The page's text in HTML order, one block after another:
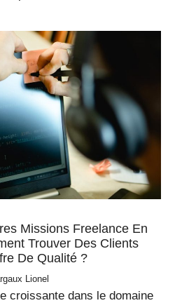
Missions Freelance En
Trouver Des Clients
De Qualité ?
Lionel
croissante dans le domaine